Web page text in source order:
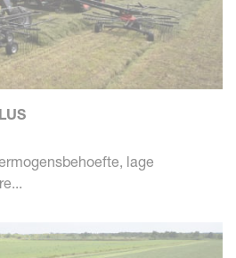
lage